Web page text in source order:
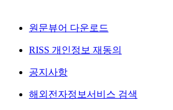
원문뷰어 다운로드
RISS 개인정보 재동의
공지사항
해외전자정보서비스 검색